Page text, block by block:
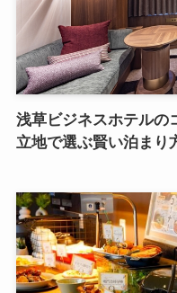
浅草ビジネスホテルの
立地で選ぶ賢い泊まり